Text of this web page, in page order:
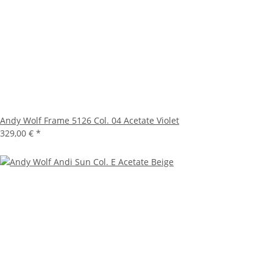
Andy Wolf Frame 5126 Col. 04 Acetate Violet
329,00 € *